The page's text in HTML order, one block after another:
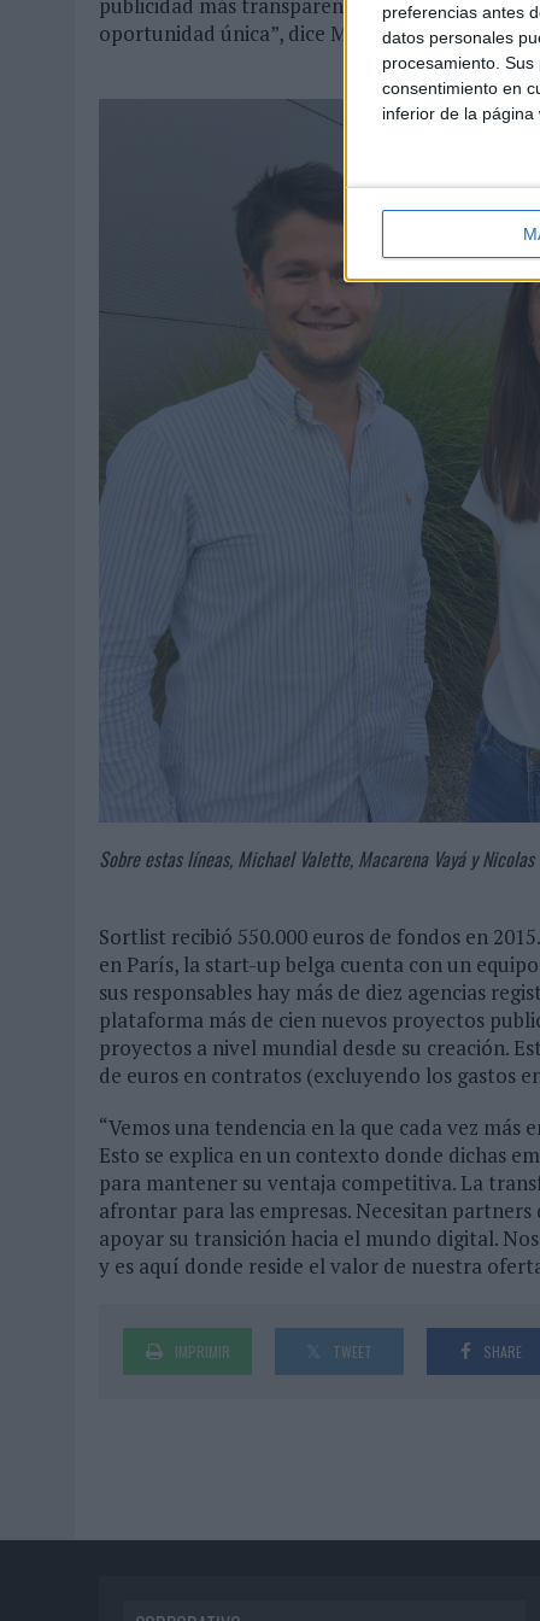
preferencias antes
datos personales
procesamiento.
consentimiento en
inferior de la página
publicidad más transparente. Nuestro objetivo
oportunidad única”, dice Macarena Vayá.
Sobre estas líneas, Michael Valette, Macarena Vayá y Nicolas
Sortlist recibió 550.000 euros de fondos en
en París, la start-up belga cuenta con un
sus responsables hay más de diez agencias
plataforma más de cien nuevos proyectos
proyectos a nivel mundial desde su creación.
de euros en contratos (excluyendo los gastos
“Vemos una tendencia en la que cada vez más
Esto se explica en un contexto donde dichas
para mantener su ventaja competitiva. La
afrontar para las empresas. Necesitan
apoyar su transición hacia el mundo digital.
y es aquí donde reside el valor de nuestra
IMPRIMIR TWEET SHARE